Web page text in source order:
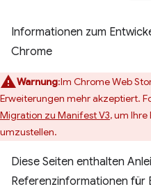
Informationen zum
Chrome
Warnung:Im Chrome Web
Erweiterungen mehr akzeptiert.
Migration zu Manifest V3, um
umzustellen.
Diese Seiten enthalten
Referenzinformationen für